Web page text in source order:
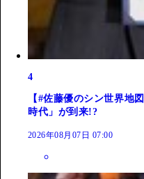
4
【#佐藤優のシン世界地
時代」が到来!?
2026年08月07日 07:00